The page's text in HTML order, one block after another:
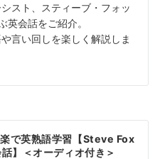
スト、スティーブ・フォッ
会話をご紹介。
言い回しを楽しく解説しま
で英熟語学習【Steve Fox
】＜オーディオ付き＞